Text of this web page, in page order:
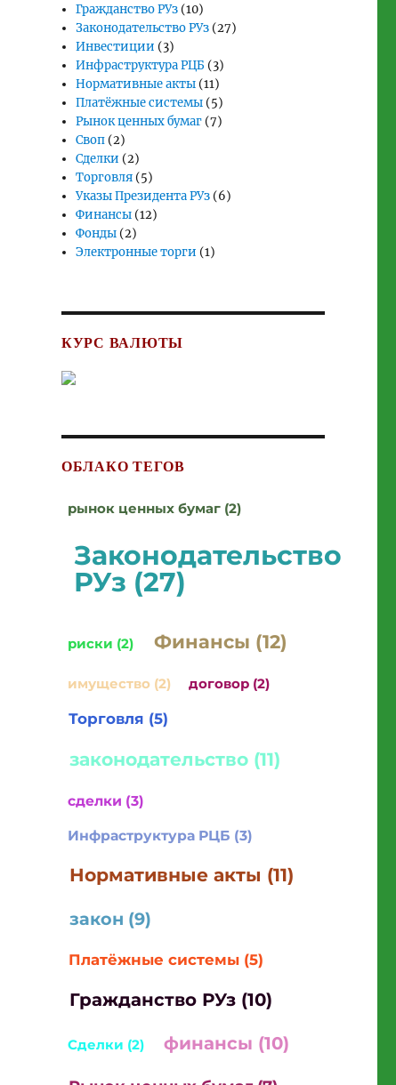
Гражданство РУз (10)
Законодательство РУз (27)
Инвестиции (3)
Инфраструктура РЦБ (3)
Нормативные акты (11)
Платёжные системы (5)
Рынок ценных бумаг (7)
Своп (2)
Сделки (2)
Торговля (5)
Указы Президента РУз (6)
Финансы (12)
Фонды (2)
Электронные торги (1)
КУРС ВАЛЮТЫ
ОБЛАКО ТЕГОВ
рынок ценных бумаг (2)
Законодательство
РУз (27)
риски (2) Финансы (12)
имущество (2) договор (2)
Торговля (5)
законодательство (11)
сделки (3)
Инфраструктура РЦБ (3)
Нормативные акты (11)
закон (9)
Платёжные системы (5)
Гражданство РУз (10)
Сделки (2) финансы (10)